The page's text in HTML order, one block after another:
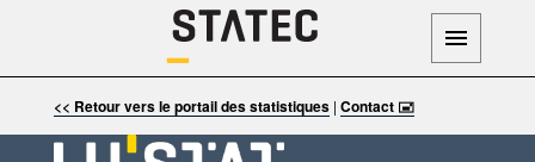
<< Retour vers le portail des statistiques| Contact 🖃